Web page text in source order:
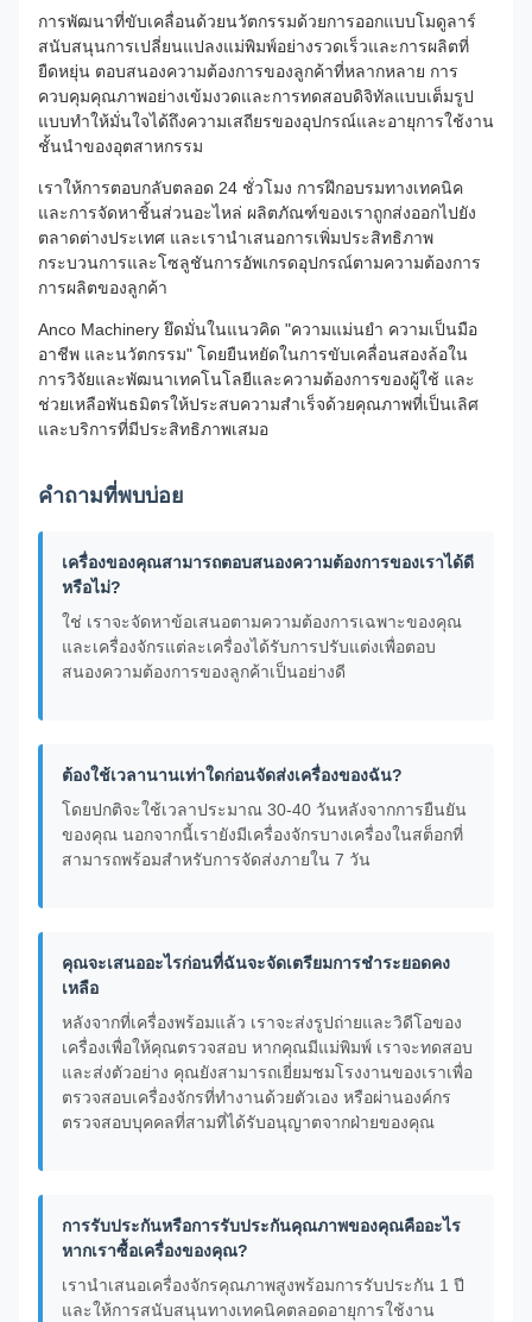
การพัฒนาที่ขับเคลื่อนด้วยนวัตกรรมด้วยการออกแบบโมดูลาร์
สนับสนุนการเปลี่ยนแปลงแม่พิมพ์อย่างรวดเร็วและการผลิตที่
ยืดหยุ่น ตอบสนองความต้องการของลูกค้าที่หลากหลาย การ
ควบคุมคุณภาพอย่างเข้มงวดและการทดสอบดิจิทัลแบบเต็มรูป
แบบทำให้มั่นใจได้ถึงความเสถียรของอุปกรณ์และอายุการใช้งาน
ชั้นนำของอุตสาหกรรม
เราให้การตอบกลับตลอด 24 ชั่วโมง การฝึกอบรมทางเทคนิค
และการจัดหาชิ้นส่วนอะไหล่ ผลิตภัณฑ์ของเราถูกส่งออกไปยัง
ตลาดต่างประเทศ และเรานำเสนอการเพิ่มประสิทธิภาพ
กระบวนการและโซลูชันการอัพเกรดอุปกรณ์ตามความต้องการ
การผลิตของลูกค้า
Anco Machinery ยึดมั่นในแนวคิด "ความแม่นยำ ความเป็นมือ
อาชีพ และนวัตกรรม" โดยยืนหยัดในการขับเคลื่อนสองล้อใน
การวิจัยและพัฒนาเทคโนโลยีและความต้องการของผู้ใช้ และ
ช่วยเหลือพันธมิตรให้ประสบความสำเร็จด้วยคุณภาพที่เป็นเลิศ
และบริการที่มีประสิทธิภาพเสมอ
คำถามที่พบบ่อย
เครื่องของคุณสามารถตอบสนองความต้องการของเราได้ดี
หรือไม่?
ใช่ เราจะจัดหาข้อเสนอตามความต้องการเฉพาะของคุณ
และเครื่องจักรแต่ละเครื่องได้รับการปรับแต่งเพื่อตอบ
สนองความต้องการของลูกค้าเป็นอย่างดี
ต้องใช้เวลานานเท่าใดก่อนจัดส่งเครื่องของฉัน?
โดยปกติจะใช้เวลาประมาณ 30-40 วันหลังจากการยืนยัน
ของคุณ นอกจากนี้เรายังมีเครื่องจักรบางเครื่องในสต็อกที่
สามารถพร้อมสำหรับการจัดส่งภายใน 7 วัน
คุณจะเสนออะไรก่อนที่ฉันจะจัดเตรียมการชำระยอดคง
เหลือ
หลังจากที่เครื่องพร้อมแล้ว เราจะส่งรูปถ่ายและวิดีโอของ
เครื่องเพื่อให้คุณตรวจสอบ หากคุณมีแม่พิมพ์ เราจะทดสอบ
และส่งตัวอย่าง คุณยังสามารถเยี่ยมชมโรงงานของเราเพื่อ
ตรวจสอบเครื่องจักรที่ทำงานด้วยตัวเอง หรือผ่านองค์กร
ตรวจสอบบุคคลที่สามที่ได้รับอนุญาตจากฝ่ายของคุณ
การรับประกันหรือการรับประกันคุณภาพของคุณคืออะไร
หากเราซื้อเครื่องของคุณ?
เรานำเสนอเครื่องจักรคุณภาพสูงพร้อมการรับประกัน 1 ปี
และให้การสนับสนุนทางเทคนิคตลอดอายุการใช้งาน